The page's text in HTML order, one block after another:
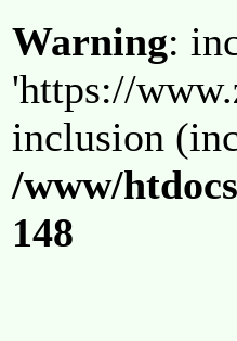
Warning:
'https://
inclusion
/www/
148